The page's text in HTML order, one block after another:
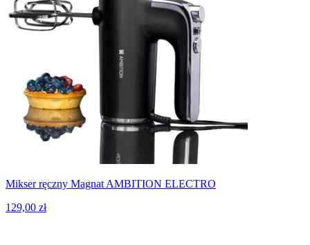
Mikser ręczny Magnat AMBITION ELECTRO
129,00 zł